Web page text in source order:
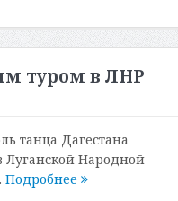
туром в ЛНР
танца Дагестана
Луганской Народной
Подробнее